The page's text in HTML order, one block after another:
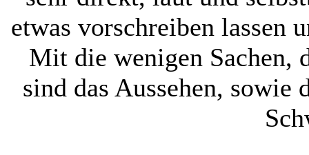
etwas vorschreiben lassen
Mit die wenigen Sachen,
sind das Aussehen, sowie